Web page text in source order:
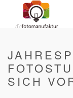
SICH